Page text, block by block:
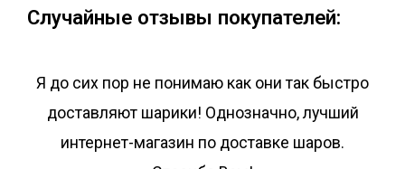
Случайные отзывы покупателей:
Я до сих пор не понимаю как они так быстро
доставляют шарики! Однозначно, лучший
интернет-магазин по доставке шаров.